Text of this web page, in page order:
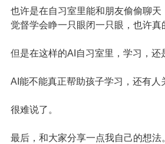
也许是在自习室里能和朋友偷偷聊天
觉督学会睁一只眼闭一只眼，也许真
但是在这样的AI自习室里，学习，还
AI能不能真正帮助孩子学习，还有人
很难说了。
最后，和大家分享一点我自己的想法